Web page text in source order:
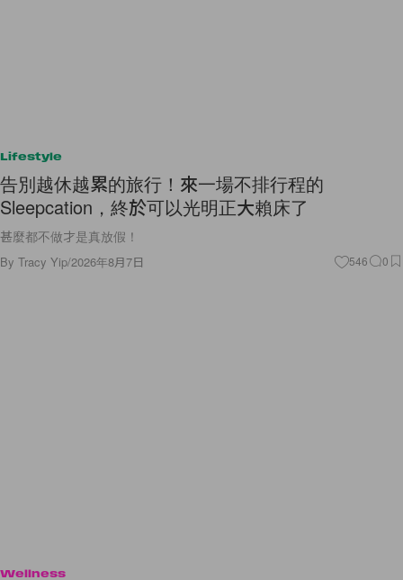
Lifestyle
告別越休越累的旅行！來一場不排行程的
Sleepcation，終於可以光明正大賴床了
甚麼都不做才是真放假！
By Tracy Yip/2026年8月7日 546 0
Wellness